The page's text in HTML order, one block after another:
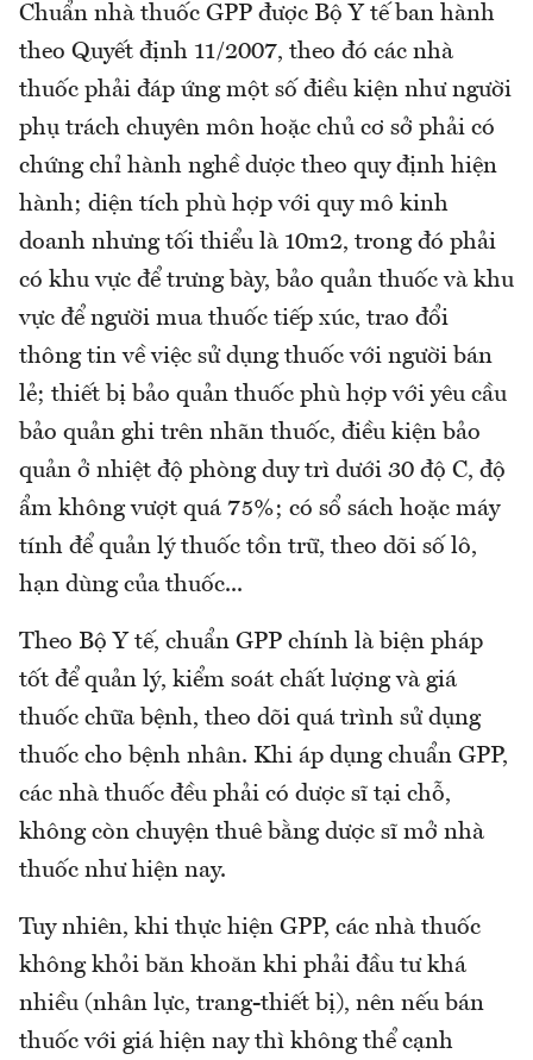
Chuẩn nhà thuốc GPP được Bộ Y tế ban hành
theo Quyết định 11/2007, theo đó các nhà
thuốc phải đáp ứng một số điều kiện như người
phụ trách chuyên môn hoặc chủ cơ sở phải có
chứng chỉ hành nghề dược theo quy định hiện
hành; diện tích phù hợp với quy mô kinh
doanh nhưng tối thiểu là 10m2, trong đó phải
có khu vực để trưng bày, bảo quản thuốc và khu
vực để người mua thuốc tiếp xúc, trao đổi
thông tin về việc sử dụng thuốc với người bán
lẻ; thiết bị bảo quản thuốc phù hợp với yêu cầu
bảo quản ghi trên nhãn thuốc, điều kiện bảo
quản ở nhiệt độ phòng duy trì dưới 30 độ C, độ
ẩm không vượt quá 75%; có sổ sách hoặc máy
tính để quản lý thuốc tồn trữ, theo dõi số lô,
hạn dùng của thuốc...
Theo Bộ Y tế, chuẩn GPP chính là biện pháp
tốt để quản lý, kiểm soát chất lượng và giá
thuốc chữa bệnh, theo dõi quá trình sử dụng
thuốc cho bệnh nhân. Khi áp dụng chuẩn GPP,
các nhà thuốc đều phải có dược sĩ tại chỗ,
không còn chuyện thuê bằng dược sĩ mở nhà
thuốc như hiện nay.
Tuy nhiên, khi thực hiện GPP, các nhà thuốc
không khỏi băn khoăn khi phải đầu tư khá
nhiều (nhân lực, trang-thiết bị), nên nếu bán
thuốc với giá hiện nay thì không thể cạnh